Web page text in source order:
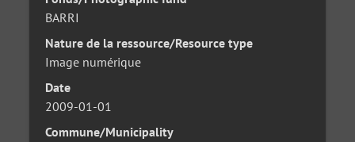
BARRI
Nature de la ressource/Resource type
Image numérique
Date
2009-01-01
Commune/Municipality